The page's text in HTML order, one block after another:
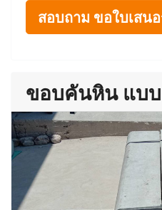
สอบถาม ขอใบเสน
ขอบคันหิน แบบ